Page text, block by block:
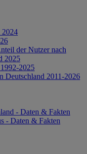
2024
der Nutzer nach
2025
2025
Deutschland 2011-2026
- Daten & Fakten
- Daten & Fakten